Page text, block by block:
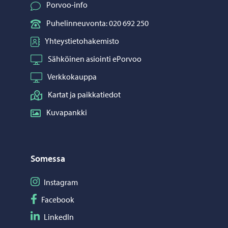
Porvoo-info
Puhelinneuvonta: 020 692 250
Yhteystietohakemisto
Sähköinen asiointi ePorvoo
Verkkokauppa
Kartat ja paikkatiedot
Kuvapankki
Somessa
Seuraa Instagram
Instagram
Seuraa Facebook
Facebook
Seuraa LinkedIn
LinkedIn